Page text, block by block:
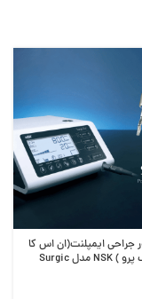
جراحی ایمپلنت(ان اس کا
– سورجیک پرو ) NSK مدل Surgic